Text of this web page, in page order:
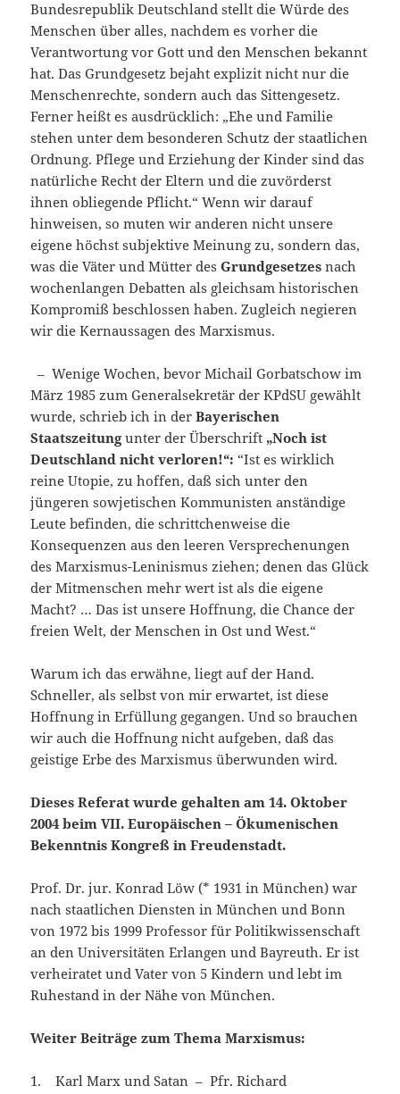
Bundesrepublik Deutschland stellt die Würde des
Menschen über alles, nachdem es vorher die
Verantwortung vor Gott und den Menschen bekannt
hat. Das Grundgesetz bejaht explizit nicht nur die
Menschenrechte, sondern auch das Sittengesetz.
Ferner heißt es ausdrücklich: „Ehe und Familie
stehen unter dem besonderen Schutz der staatlichen
Ordnung. Pflege und Erziehung der Kinder sind das
natürliche Recht der Eltern und die zuvörderst
ihnen obliegende Pflicht.“ Wenn wir darauf
hinweisen, so muten wir anderen nicht unsere
eigene höchst subjektive Meinung zu, sondern das,
was die Väter und Mütter desGrundgesetzes nach
wochenlangen Debatten als gleichsam historischen
Kompromiß beschlossen haben. Zugleich negieren
wir die Kernaussagen des Marxismus.
– Wenige Wochen, bevor Michail Gorbatschow im
März 1985 zum Generalsekretär der KPdSU gewählt
wurde, schrieb ich in derBayerischen
Staatszeitungunter der Überschrift „Noch ist
Deutschland nicht verloren!“: “Ist es wirklich
reine Utopie, zu hoffen, daß sich unter den
jüngeren sowjetischen Kommunisten anständige
Leute befinden, die schrittchenweise die
Konsequenzen aus den leeren Versprechenungen
des Marxismus-Leninismus ziehen; denen das Glück
der Mitmenschen mehr wert ist als die eigene
Macht? … Das ist unsere Hoffnung, die Chance der
freien Welt, der Menschen in Ost und West.“
Warum ich das erwähne, liegt auf der Hand.
Schneller, als selbst von mir erwartet, ist diese
Hoffnung in Erfüllung gegangen. Und so brauchen
wir auch die Hoffnung nicht aufgeben, daß das
geistige Erbe des Marxismus überwunden wird.
Dieses Referat wurde gehalten am 14. Oktober
2004 beim VII. Europäischen – Ökumenischen
Bekenntnis Kongreß in Freudenstadt.
Prof. Dr. jur. Konrad Löw (* 1931 in München) war
nach staatlichen Diensten in München und Bonn
von 1972 bis 1999 Professor für Politikwissenschaft
an den Universitäten Erlangen und Bayreuth. Er ist
verheiratet und Vater von 5 Kindern und lebt im
Ruhestand in der Nähe von München.
Weiter Beiträge zum Thema Marxismus:
1. Karl Marx und Satan – Pfr. Richard